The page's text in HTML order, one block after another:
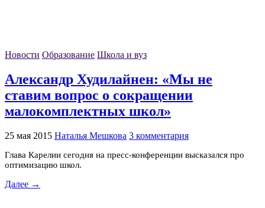
Новости Образование Школа и вуз
Александр Худилайнен: «Мы не
ставим вопрос о сокращении
малокомплектных школ»
25 мая 2015 Наталья Мешкова 3 комментария
Глава Карелии сегодня на пресс-конференции высказался про
оптимизацию школ.
Далее →